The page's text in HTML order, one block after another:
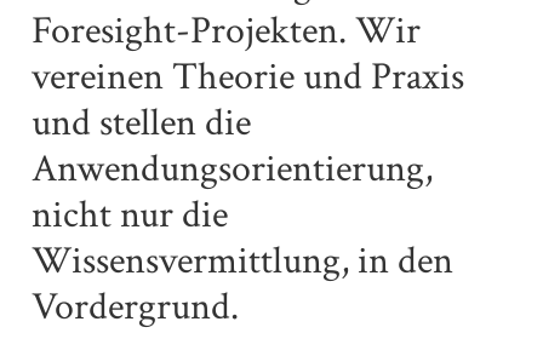
Foresight-Projekten. Wir
vereinen Theorie und Praxis
und stellen die
Anwendungsorientierung,
nicht nur die
Wissensvermittlung, in den
Vordergrund.